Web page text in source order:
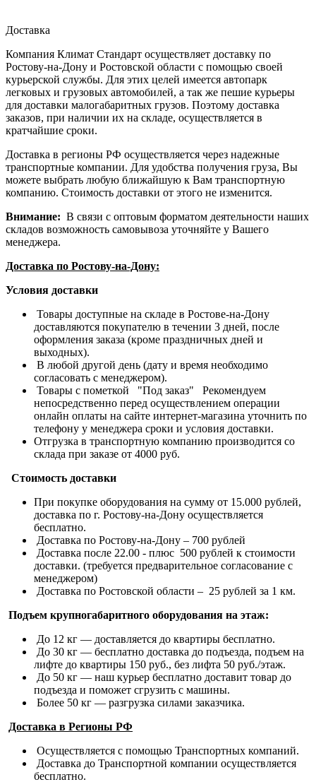
Доставка
Компания Климат Стандарт осуществляет доставку по
Ростову-на-Дону и Ростовской области с помощью своей
курьерской службы. Для этих целей имеется автопарк
легковых и грузовых автомобилей, а так же пешие курьеры
для доставки малогабаритных грузов. Поэтому доставка
заказов, при наличии их на складе, осуществляется в
кратчайшие сроки.
Доставка в регионы РФ осуществляется через надежные
транспортные компании. Для удобства получения груза, Вы
можете выбрать любую ближайшую к Вам транспортную
компанию. Стоимость доставки от этого не изменится.
Внимание: В связи с оптовым форматом деятельности наших
складов возможность самовывоза уточняйте у Вашего
менеджера.
Доставка по Ростову-на-Дону:
Условия доставки
Товары доступные на складе в Ростове-на-Дону
доставляются покупателю в течении 3 дней, после
оформления заказа (кроме праздничных дней и
выходных).
В любой другой день (дату и время необходимо
согласовать с менеджером).
Товары с пометкой "Под заказ" Рекомендуем
непосредственно перед осуществлением операции
онлайн оплаты на сайте интернет-магазина уточнить по
телефону у менеджера сроки и условия доставки.
Отгрузка в транспортную компанию производится со
склада при заказе от 4000 руб.
Стоимость доставки
При покупке оборудования на сумму от 15.000 рублей,
доставка по г. Ростову-на-Дону осуществляется
бесплатно.
Доставка по Ростову-на-Дону – 700 рублей
Доставка после 22.00 - плюс 500 рублей к стоимости
доставки. (требуется предварительное согласование с
менеджером)
Доставка по Ростовской области – 25 рублей за 1 км.
Подъем крупногабаритного оборудования на этаж:
До 12 кг — доставляется до квартиры бесплатно.
До 30 кг — бесплатно доставка до подъезда, подъем на
лифте до квартиры 150 руб., без лифта 50 руб./этаж.
До 50 кг — наш курьер бесплатно доставит товар до
подъезда и поможет сгрузить с машины.
Более 50 кг — разгрузка силами заказчика.
Доставка в Регионы РФ
Осуществляется с помощью Транспортных компаний.
Доставка до Транспортной компании осуществляется
бесплатно.